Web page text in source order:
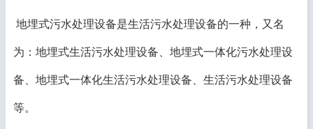
地埋式污水处理设备是生活污水处理设备的一种，又名
为：地埋式生活污水处理设备、地埋式一体化污水处理设
备、地埋式一体化生活污水处理设备、生活污水处理设备
等。